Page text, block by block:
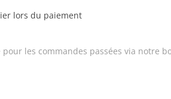
lors du paiement
les commandes passées via notre